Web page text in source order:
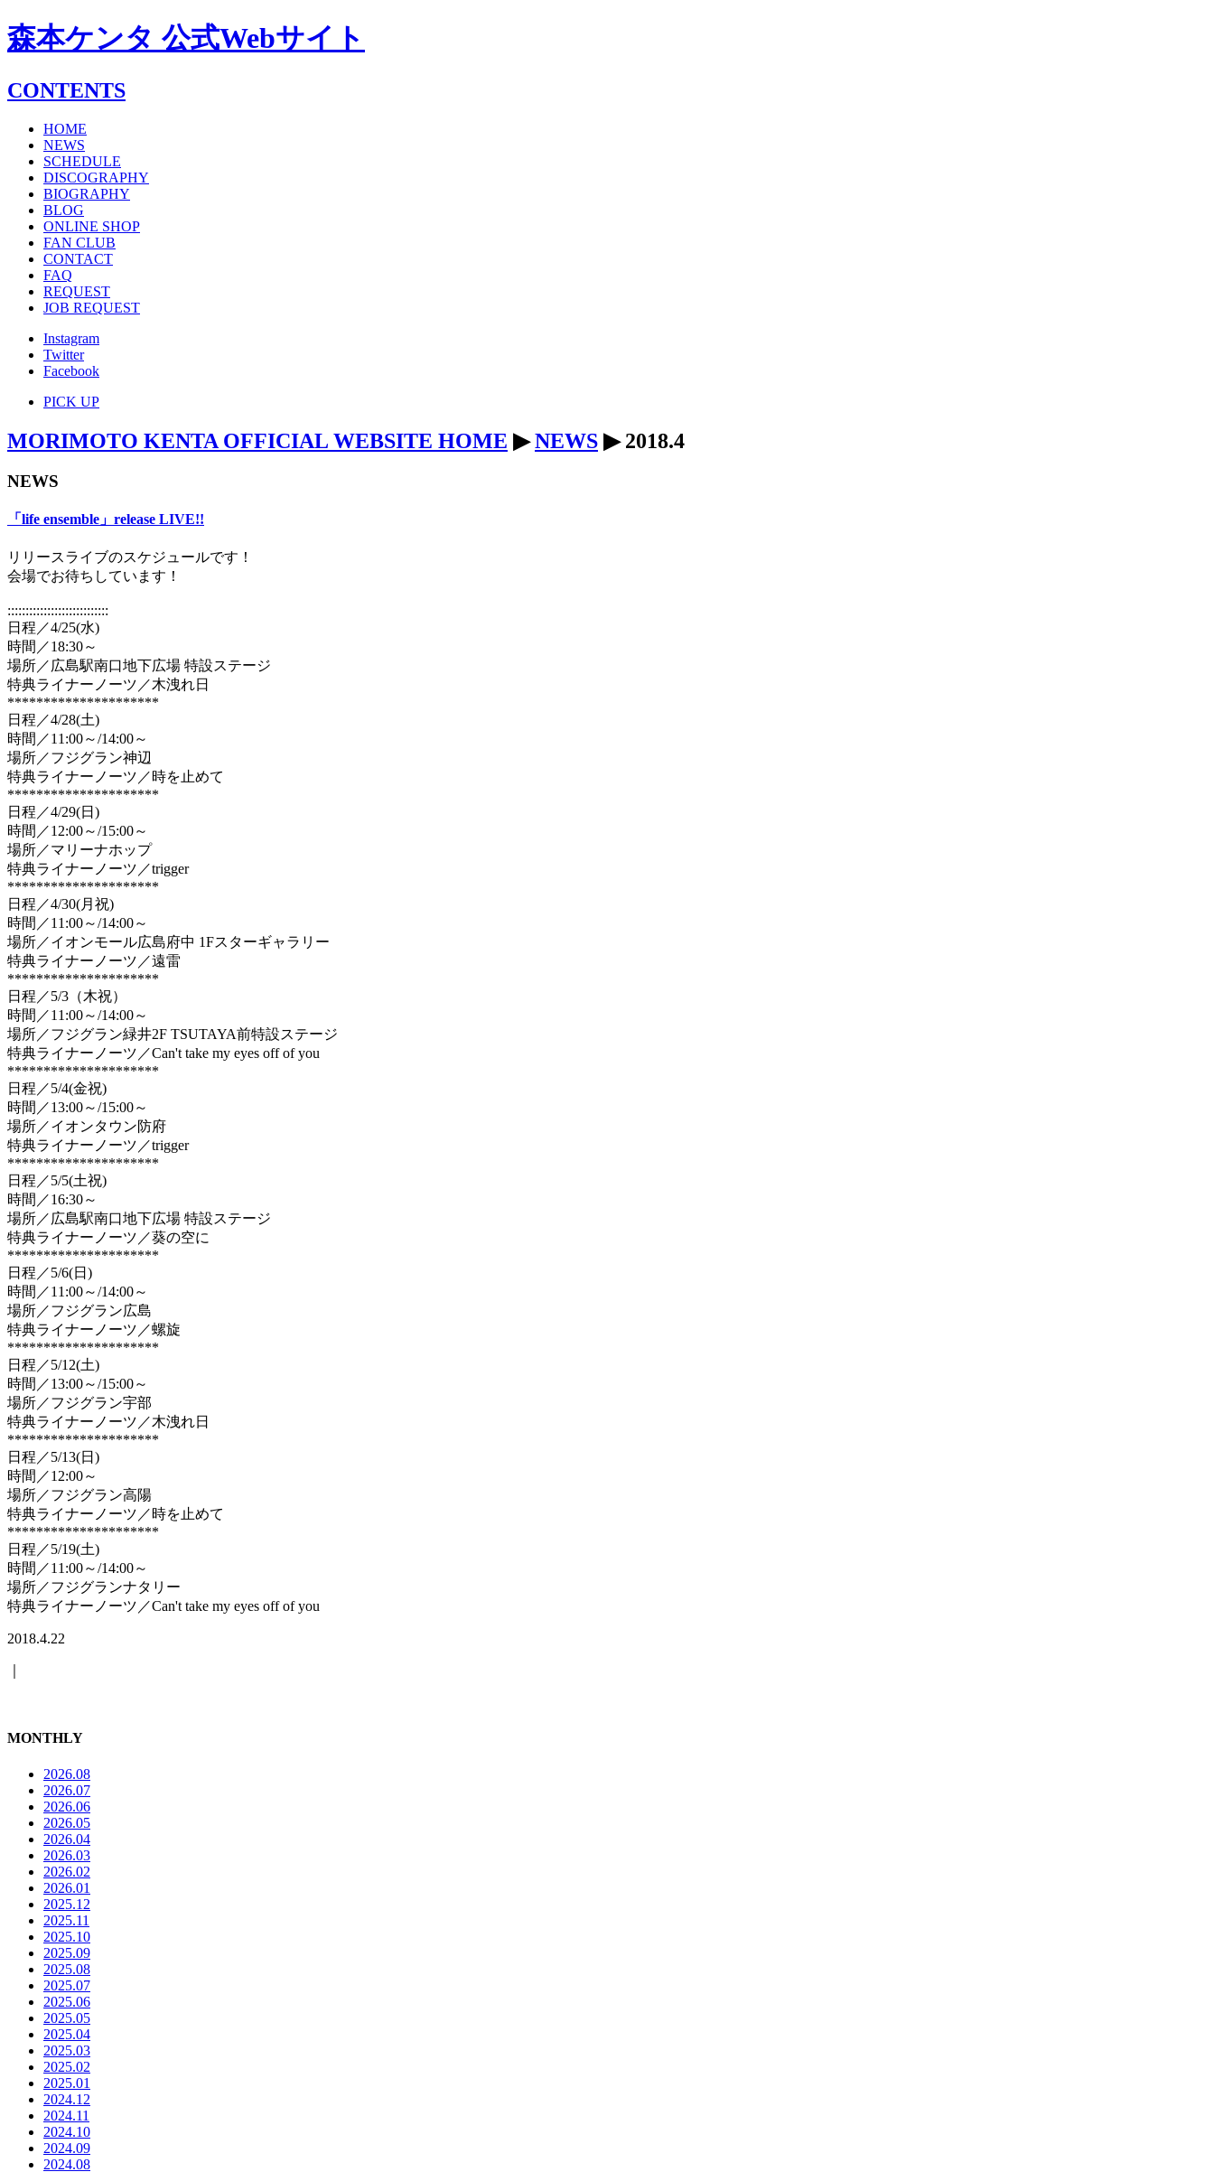
森本ケンタ 公式Webサイト
CONTENTS
HOME
NEWS
SCHEDULE
DISCOGRAPHY
BIOGRAPHY
BLOG
ONLINE SHOP
FAN CLUB
CONTACT
FAQ
REQUEST
JOB REQUEST
Instagram
Twitter
Facebook
PICK UP
MORIMOTO KENTA OFFICIAL WEBSITE HOME ▶NEWS ▶ 2018.4
NEWS
「life ensemble」release LIVE!!
リリースライブのスケジュールです！
会場でお待ちしています！
::::::::::::::::::::::::::::
日程／4/25(水)
時間／18:30～
場所／広島駅南口地下広場 特設ステージ
特典ライナーノーツ／木洩れ日
*********************
日程／4/28(土)
時間／11:00～/14:00～
場所／フジグラン神辺
特典ライナーノーツ／時を止めて
*********************
日程／4/29(日)
時間／12:00～/15:00～
場所／マリーナホップ
特典ライナーノーツ／trigger
*********************
日程／4/30(月祝)
時間／11:00～/14:00～
場所／イオンモール広島府中 1Fスターギャラリー
特典ライナーノーツ／遠雷
*********************
日程／5/3（木祝）
時間／11:00～/14:00～
場所／フジグラン緑井2F TSUTAYA前特設ステージ
特典ライナーノーツ／Can't take my eyes off of you
*********************
日程／5/4(金祝)
時間／13:00～/15:00～
場所／イオンタウン防府
特典ライナーノーツ／trigger
*********************
日程／5/5(土祝)
時間／16:30～
場所／広島駅南口地下広場 特設ステージ
特典ライナーノーツ／葵の空に
*********************
日程／5/6(日)
時間／11:00～/14:00～
場所／フジグラン広島
特典ライナーノーツ／螺旋
*********************
日程／5/12(土)
時間／13:00～/15:00～
場所／フジグラン宇部
特典ライナーノーツ／木洩れ日
*********************
日程／5/13(日)
時間／12:00～
場所／フジグラン高陽
特典ライナーノーツ／時を止めて
*********************
日程／5/19(土)
時間／11:00～/14:00～
場所／フジグランナタリー
特典ライナーノーツ／Can't take my eyes off of you
2018.4.22
MONTHLY
2026.08
2026.07
2026.06
2026.05
2026.04
2026.03
2026.02
2026.01
2025.12
2025.11
2025.10
2025.09
2025.08
2025.07
2025.06
2025.05
2025.04
2025.03
2025.02
2025.01
2024.12
2024.11
2024.10
2024.09
2024.08